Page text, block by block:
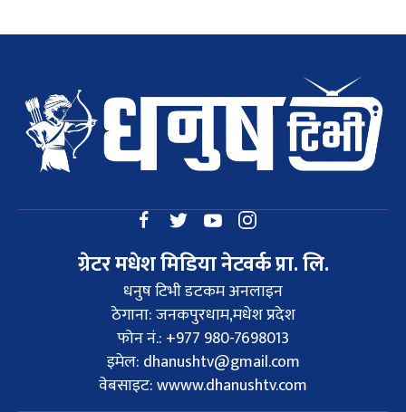
ग्रेटर मधेश मिडिया नेटवर्क प्रा. लि.
धनुष टिभी डटकम अनलाइन
ठेगाना: जनकपुरधाम,मधेश प्रदेश
फोन नं.: +977 980-7698013
इमेल: dhanushtv@gmail.com
वेबसाइट: wwww.dhanushtv.com